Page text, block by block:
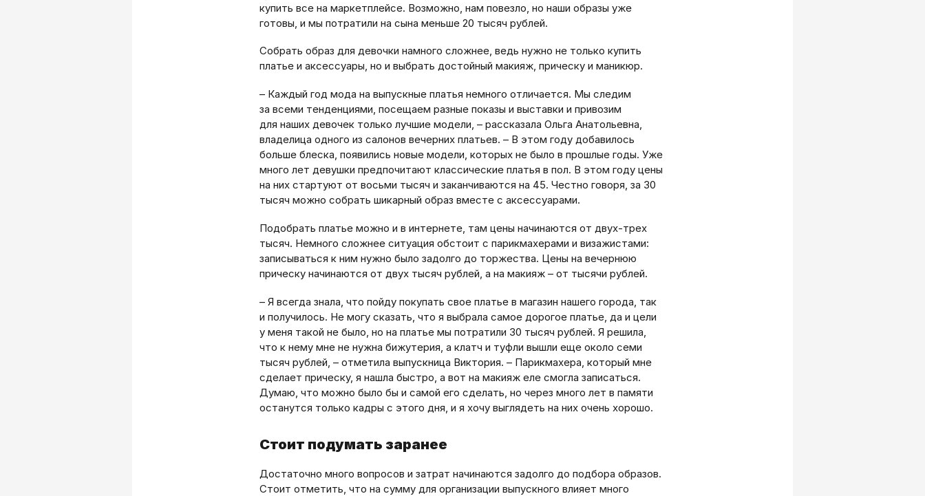
купить все на маркетплейсе. Возможно, нам повезло, но наши образы уже
готовы, и мы потратили на сына меньше 20 тысяч рублей.
Собрать образ для девочки намного сложнее, ведь нужно не только купить
платье и аксессуары, но и выбрать достойный макияж, прическу и маникюр.
– Каждый год мода на выпускные платья немного отличается. Мы следим
за всеми тенденциями, посещаем разные показы и выставки и привозим
для наших девочек только лучшие модели, – рассказала Ольга Анатольевна,
владелица одного из салонов вечерних платьев. – В этом году добавилось
больше блеска, появились новые модели, которых не было в прошлые годы. Уже
много лет девушки предпочитают классические платья в пол. В этом году цены
на них стартуют от восьми тысяч и заканчиваются на 45. Честно говоря, за 30
тысяч можно собрать шикарный образ вместе с аксессуарами.
Подобрать платье можно и в интернете, там цены начинаются от двух-трех
тысяч. Немного сложнее ситуация обстоит с парикмахерами и визажистами:
записываться к ним нужно было задолго до торжества. Цены на вечернюю
прическу начинаются от двух тысяч рублей, а на макияж – от тысячи рублей.
– Я всегда знала, что пойду покупать свое платье в магазин нашего города, так
и получилось. Не могу сказать, что я выбрала самое дорогое платье, да и цели
у меня такой не было, но на платье мы потратили 30 тысяч рублей. Я решила,
что к нему мне не нужна бижутерия, а клатч и туфли вышли еще около семи
тысяч рублей, – отметила выпускница Виктория. – Парикмахера, который мне
сделает прическу, я нашла быстро, а вот на макияж еле смогла записаться.
Думаю, что можно было бы и самой его сделать, но через много лет в памяти
останутся только кадры с этого дня, и я хочу выглядеть на них очень хорошо.
Стоит подумать заранее
Достаточно много вопросов и затрат начинаются задолго до подбора образов.
Стоит отметить, что на сумму для организации выпускного влияет много